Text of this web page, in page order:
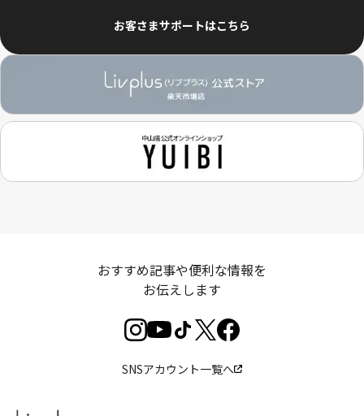
お客さまサポートはこちら
おすすめ記事や便利な情報を
お伝えします
SNSアカウント一覧へ